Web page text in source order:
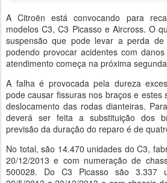
A Citroën está convocando para
modelos C3, C3 Picasso e Aircross. O
suspensão que pode levar a perda de
podendo provocar acidentes com
atendimento começa na próxima
A falha é provocada pela dureza
pode causar fissuras nos braços e estes
deslocamento das rodas dianteiras.
deverá ser feita a substituição dos
previsão da duração do reparo é de
No total, são 14.470 unidades do C3,
20/12/2013 e com numeração de
500028. Do C3 Picasso são 3.337